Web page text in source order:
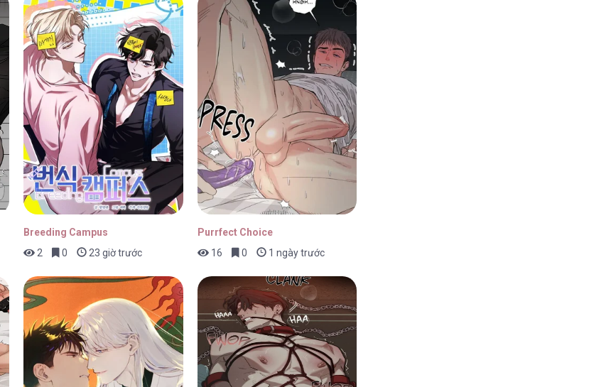
17/04/2026
17/04/2026
17/04/2026
17/04/2026
17/04/2026
Breeding Campus
2
0 23 giờ trước
Purrfect Choice
16
0 1 ngày trước